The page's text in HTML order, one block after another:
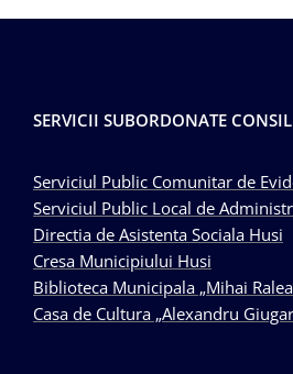
SERVICII SUBORDONATE
Serviciul Public Comunitar de
Serviciul Public Local de
Directia de Asistenta Sociala Husi
Cresa Municipiului Husi
Biblioteca Municipala „Mihai
Casa de Cultura „Alexandru